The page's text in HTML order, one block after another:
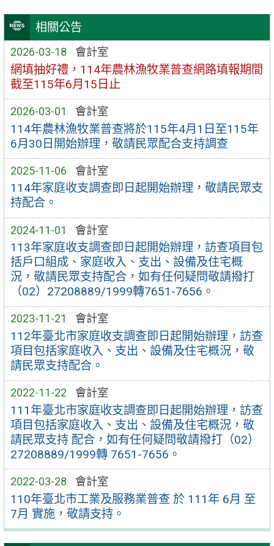
相關公告
2026-03-18 會計室
網填抽好禮，114年農林漁牧業普查網路填報期間
截至115年6月15日止
2026-03-01 會計室
114年農林漁牧業普查將於115年4月1日至115年
6月30日開始辦理，敬請民眾配合支持調查
2025-11-06 會計室
114年家庭收支調查即日起開始辦理，敬請民眾支
持配合。
2024-11-01 會計室
113年家庭收支調查即日起開始辦理，訪查項目包
括戶口組成、家庭收入、支出、設備及住宅概
況，敬請民眾支持配合，如有任何疑問敬請撥打
（02）27208889/1999轉7651-7656。
2023-11-21 會計室
112年臺北市家庭收支調查即日起開始辦理，訪查
項目包括家庭收入、支出、設備及住宅概況，敬
請民眾支持配合。
2022-11-22 會計室
111年臺北市家庭收支調查即日起開始辦理，訪查
項目包括家庭收入、支出、設備及住宅概況，敬
請民眾支持 配合，如有任何疑問敬請撥打（02）
27208889/1999轉 7651-7656。
2022-03-28 會計室
110年臺北市工業及服務業普查 於 111年 6月 至
7月 實施，敬請支持。